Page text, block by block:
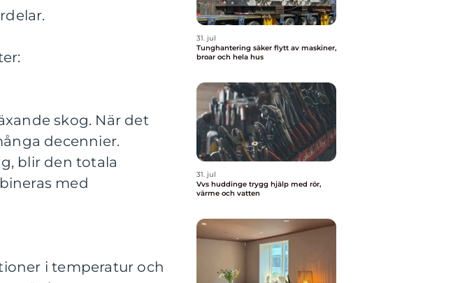
skog. När det
decennier.
blir den totala
med
i temperatur och
31. jul
Tunghantering säker flytt av maskiner,
broar och hela hus
31. jul
Vvs huddinge trygg hjälp med rör,
värme och vatten